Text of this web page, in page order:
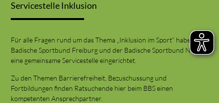
Servicestelle Inklusion
Für alle Fragen rund um das Thema „Inklusion im Sport“ haben der
Badische Sportbund Freiburg und der Badische Sportbund Nord
eine gemeinsame Servicestelle eingerichtet.
Zu den Themen Barrierefreiheit, Bezuschussung und
Fortbildungen finden Ratsuchende hier beim BBS einen
kompetenten Ansprechpartner.